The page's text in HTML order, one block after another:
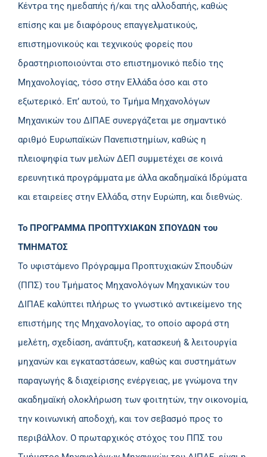
Κέντρα της ημεδαπής ή/και της αλλοδαπής, καθώς
επίσης και με διαφόρους επαγγελματικούς,
επιστημονικούς και τεχνικούς φορείς που
δραστηριοποιούνται στο επιστημονικό πεδίο της
Μηχανολογίας, τόσο στην Ελλάδα όσο και στο
εξωτερικό. Επ’ αυτού, το Τμήμα Μηχανολόγων
Μηχανικών του ΔΙΠΑΕ συνεργάζεται με σημαντικό
αριθμό Ευρωπαϊκών Πανεπιστημίων, καθώς η
πλειοψηφία των μελών ΔΕΠ συμμετέχει σε κοινά
ερευνητικά προγράμματα με άλλα ακαδημαϊκά Ιδρύματα
και εταιρείες στην Ελλάδα, στην Ευρώπη, και διεθνώς.
Το ΠΡΟΓΡΑΜΜΑ ΠΡΟΠΤΥΧΙΑΚΩΝ ΣΠΟΥΔΩΝ του
ΤΜΗΜΑΤΟΣ
Το υφιστάμενο Πρόγραμμα Προπτυχιακών Σπουδών
(ΠΠΣ) του Τμήματος Μηχανολόγων Μηχανικών του
ΔΙΠΑΕ καλύπτει πλήρως το γνωστικό αντικείμενο της
επιστήμης της Μηχανολογίας, το οποίο αφορά στη
μελέτη, σχεδίαση, ανάπτυξη, κατασκευή & λειτουργία
μηχανών και εγκαταστάσεων, καθώς και συστημάτων
παραγωγής & διαχείρισης ενέργειας, με γνώμονα την
ακαδημαϊκή ολοκλήρωση των φοιτητών, την οικονομία,
την κοινωνική αποδοχή, και τον σεβασμό προς το
περιβάλλον. Ο πρωταρχικός στόχος του ΠΠΣ του